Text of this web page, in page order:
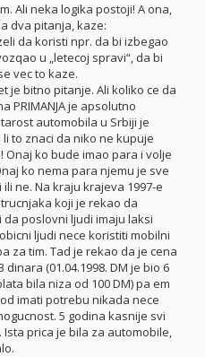
Ali neka logika postoji! A ona,
dva pitanja, kaze:
da koristi npr. da bi izbegao
u „letecoj spravi“, da bi
vec to kaze.
je bitno pitanje. Ali koliko ce da
PRIMANJA je apsolutno
automobila u Srbiji je
to znaci da niko ne kupuje
Onaj ko bude imao para i volje
ko nema para njemu je sve
ne. Na kraju krajeva 1997-e
koji je rekao da
poslovni ljudi imaju laksi
ljudi nece koristiti mobilni
za tim. Tad je rekao da je cena
(01.04.1998. DM je bio 6
bila niza od 100 DM) pa em
imati potrebu nikada nece
5 godina kasnije svi
Ista prica je bila za automobile,